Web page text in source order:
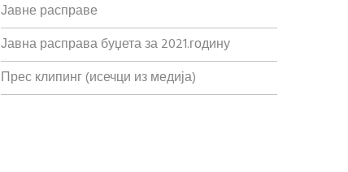
Јавне расправе
Јавна расправа буџета за 2021.годину
Прес клипинг (исечци из медија)